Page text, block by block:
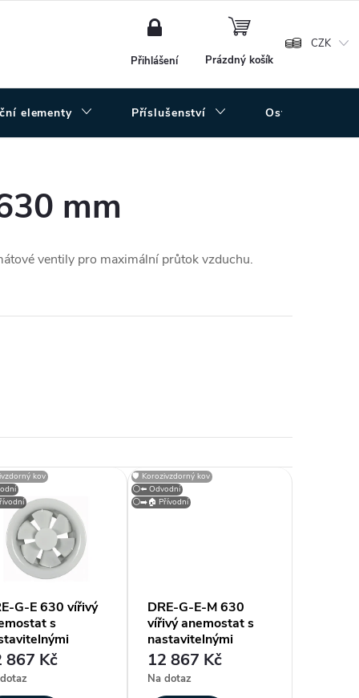
CZK
Přihlášení
NÁKUPNÍ
Prázdný košík
elementy Příslušenství Ostatní
mm
ventily pro maximální průtok vzduchu.
kov
G-E 630 vířivý
s
867 Kč
⚪⬅️ Odvodní
⚪➡️🏠 Přívodní
🛡️ Korozivzdorný kov
DRE-G-E-M 630
vířivý anemostat s
nastavitelnými
lamelami
12 867 Kč
Na dotaz